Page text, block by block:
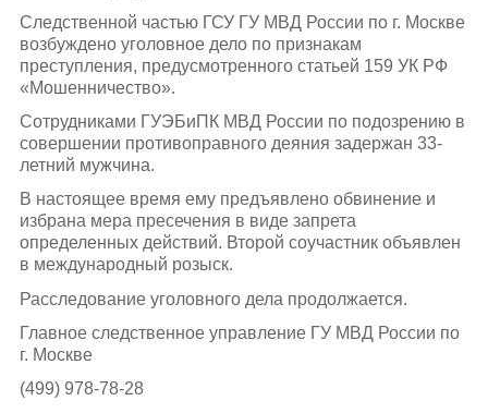
Следственной частью ГСУ ГУ МВД России по г. Москве
возбуждено уголовное дело по признакам
преступления, предусмотренного статьей 159 УК РФ
«Мошенничество».
Сотрудниками ГУЭБиПК МВД России по подозрению в
совершении противоправного деяния задержан 33-
летний мужчина.
В настоящее время ему предъявлено обвинение и
избрана мера пресечения в виде запрета
определенных действий. Второй соучастник объявлен
в международный розыск.
Расследование уголовного дела продолжается.
Главное следственное управление ГУ МВД России по
г. Москве
(499) 978-78-28